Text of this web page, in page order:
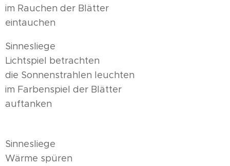
im Rauchen der Blätter
eintauchen
Sinnesliege
Lichtspiel betrachten
die Sonnenstrahlen leuchten
im Farbenspiel der Blätter
auftanken
Sinnesliege
Wärme spüren